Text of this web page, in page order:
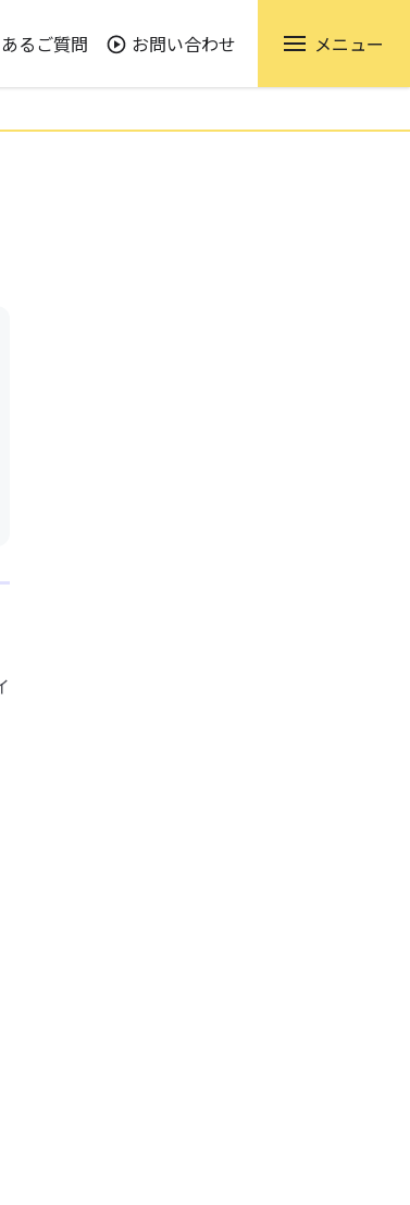
るご質問 お問い合わせ メニュー